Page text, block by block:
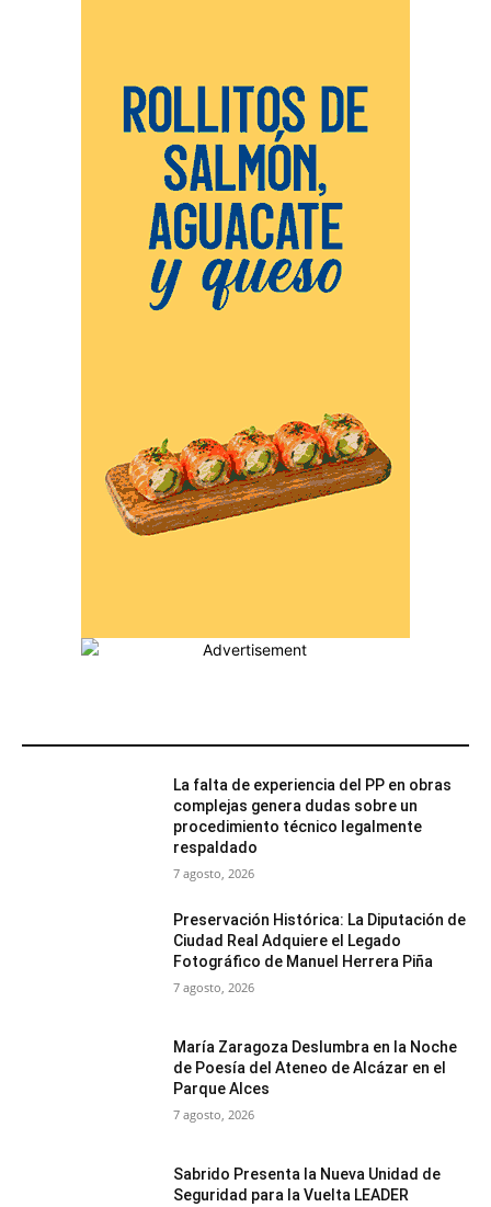
La falta de experiencia del PP en obras
complejas genera dudas sobre un
procedimiento técnico legalmente
respaldado
7 agosto, 2026
Preservación Histórica: La Diputación de
Ciudad Real Adquiere el Legado
Fotográfico de Manuel Herrera Piña
7 agosto, 2026
María Zaragoza Deslumbra en la Noche
de Poesía del Ateneo de Alcázar en el
Parque Alces
7 agosto, 2026
Sabrido Presenta la Nueva Unidad de
Seguridad para la Vuelta LEADER